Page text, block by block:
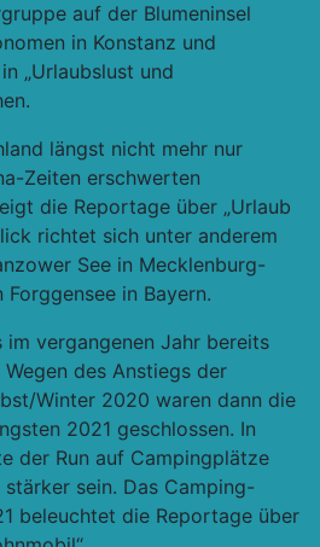
auf der Blumeninsel
in Konstanz und
„Urlaubslust und
längst nicht mehr nur
Zeiten erschwerten
die Reportage über „Urlaub
richtet sich unter anderem
See in Mecklenburg-
in Bayern.
vergangenen Jahr bereits
des Anstiegs der
Winter 2020 waren dann die
2021 geschlossen. In
der Run auf Campingplätze
sein. Das Camping-
beleuchtet die Reportage über